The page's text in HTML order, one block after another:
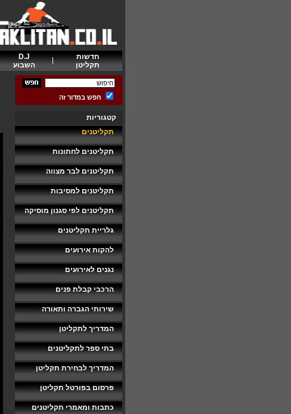
חדשות
תקליטן
D.J
השבוע
חפש במדור זה
קטגוריות
תקליטנים
תקליטנים לחתונות
תקליטנים לבר מצווה
תקליטנים למסיבות
תקליטנים לפי סגנון מוסיקה
גלריית תקליטנים
להקות אירועים
נגנים לאירועים
הרכבי קבלת פנים
שירותי הגברה ותאורה
המדריך לתקליטן
בתי ספר לתקליטנים
המדריך לבחירת תקליטן
פרסום בפורטל תקליטן
כתבות ומאמרי תקליטנים